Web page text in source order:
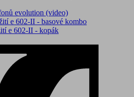
evolution (video)
e 602-II - basové kombo
e 602-II - kopák